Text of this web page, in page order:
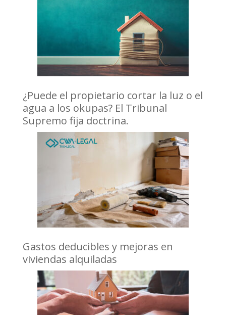
¿Puede el propietario cortar la luz o el
agua a los okupas? El Tribunal
Supremo fija doctrina.
Gastos deducibles y mejoras en
viviendas alquiladas